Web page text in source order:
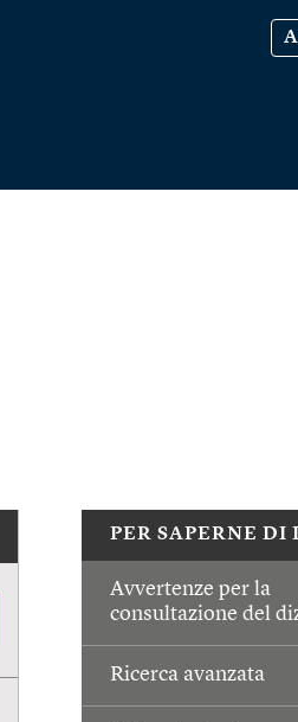
PER SAPERNE DI
Avvertenze per la
consultazione del
Ricerca avanzata